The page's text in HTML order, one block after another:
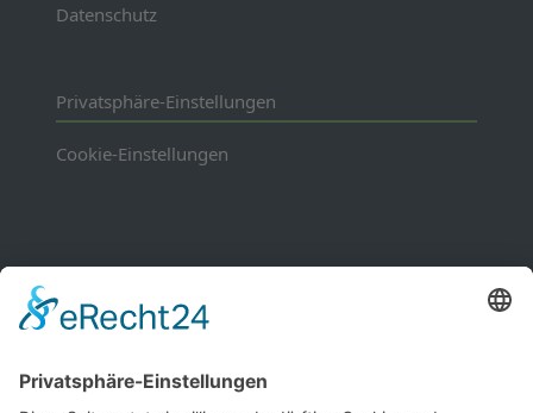
Datenschutz
Privatsphäre-Einstellungen
Cookie-Einstellungen
Mitgliedschaften